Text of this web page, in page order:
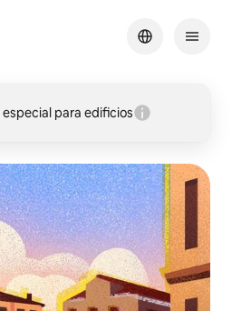
especial para edificios